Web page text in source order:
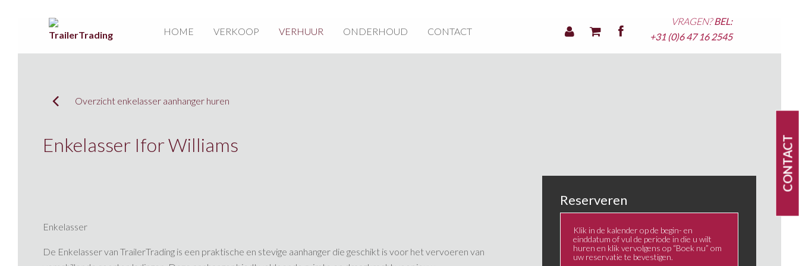
HOME VERKOOP VERHUUR ONDERHOUD CONTACT
VRAGEN?BEL:
+31 (0)6 47 16 2545
Overzicht enkelasser aanhanger huren
Enkelasser Ifor Williams
Enkelasser
De Enkelasser van TrailerTrading is een praktische en stevige aanhanger die geschikt is voor het vervoeren van
Reserveren
Klik in de kalender op de begin- en
einddatum of vul de periode in die u wilt
huren en klik vervolgens op “Boek nu” om
uw reservatie te bevestigen.
CONTACT